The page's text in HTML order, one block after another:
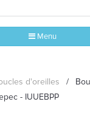
Menu
MARQUES
d'oreilles /
- IUUEBPP